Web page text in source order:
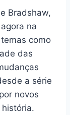
Bradshaw,
na
como
das
a série
novos